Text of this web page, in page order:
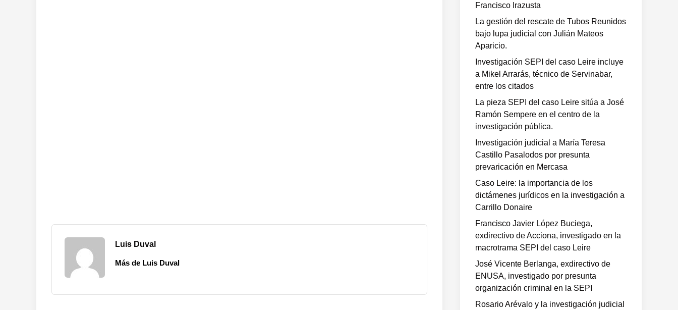
Luis Duval
Más de Luis Duval
Francisco Irazusta
La gestión del rescate de Tubos Reunidos
bajo lupa judicial con Julián Mateos
Aparicio.
Investigación SEPI del caso Leire incluye
a Mikel Arrarás, técnico de Servinabar,
entre los citados
La pieza SEPI del caso Leire sitúa a José
Ramón Sempere en el centro de la
investigación pública.
Investigación judicial a María Teresa
Castillo Pasalodos por presunta
prevaricación en Mercasa
Caso Leire: la importancia de los
dictámenes jurídicos en la investigación a
Carrillo Donaire
Francisco Javier López Buciega,
exdirectivo de Acciona, investigado en la
macrotrama SEPI del caso Leire
José Vicente Berlanga, exdirectivo de
ENUSA, investigado por presunta
organización criminal en la SEPI
Rosario Arévalo y la investigación judicial